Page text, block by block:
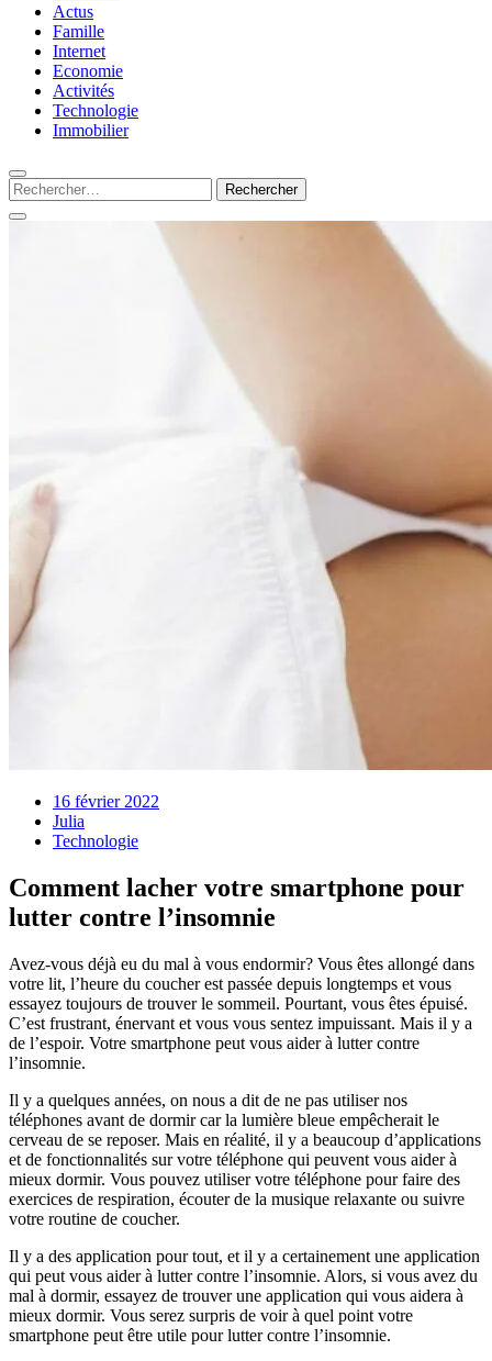
Silamots : le magazine
presse incontournable
du web
Actus
Famille
Internet
Economie
Activités
Technologie
Immobilier
Rechercher :
16 février 2022
Julia
Technologie
Comment lacher votre smartphone pour
lutter contre l’insomnie
Avez-vous déjà eu du mal à vous endormir? Vous êtes allongé dans
votre lit, l’heure du coucher est passée depuis longtemps et vous
essayez toujours de trouver le sommeil. Pourtant, vous êtes épuisé.
C’est frustrant, énervant et vous vous sentez impuissant. Mais il y a
de l’espoir. Votre smartphone peut vous aider à lutter contre
l’insomnie.
Il y a quelques années, on nous a dit de ne pas utiliser nos
téléphones avant de dormir car la lumière bleue empêcherait le
cerveau de se reposer. Mais en réalité, il y a beaucoup d’applications
et de fonctionnalités sur votre téléphone qui peuvent vous aider à
mieux dormir. Vous pouvez utiliser votre téléphone pour faire des
exercices de respiration, écouter de la musique relaxante ou suivre
votre routine de coucher.
Il y a des application pour tout, et il y a certainement une application
qui peut vous aider à lutter contre l’insomnie. Alors, si vous avez du
mal à dormir, essayez de trouver une application qui vous aidera à
mieux dormir. Vous serez surpris de voir à quel point votre
smartphone peut être utile pour lutter contre l’insomnie.